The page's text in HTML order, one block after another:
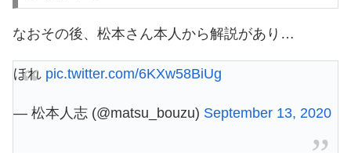
なおその後、松本さん本人から解説があり…
ほれ pic.twitter.com/6KXw58BiUg
— 松本人志 (@matsu_bouzu) September 13, 2020